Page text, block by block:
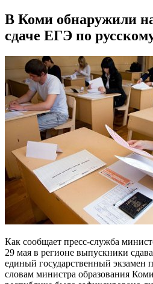
В Коми обнаружили
сдаче ЕГЭ по
Как сообщает пресс-служба
29 мая в регионе выпускники
единый государственный экзамен
словам министра образования Коми